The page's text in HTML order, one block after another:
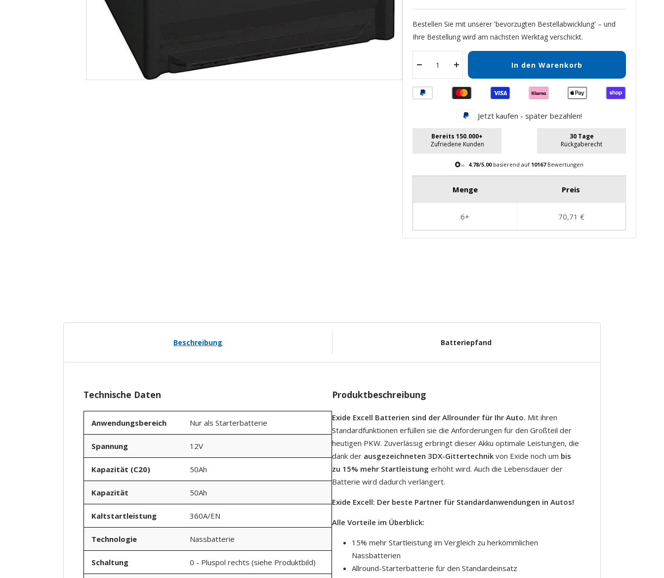
Bestellen Sie mit unserer 'bevorzugten Bestellabwicklung' – und
Ihre Bestellung wird am nächsten Werktag verschickt.
Menge
Menge
In den Warenkorb
Jetzt kaufen - später bezahlen!
Bereits 150.000+
Zufriedene Kunden
30 Tage
Rückgaberecht
4.78/5.00basierend auf 10167Bewertungen
Beschreibung Batteriepfand
Technische Daten
Anwendungsbereich Nur als Starterbatterie
Spannung 12V
Kapazität (C20) 50Ah
Kapazität 50Ah
Kaltstartleistung 360A/EN
Technologie Nassbatterie
Schaltung 0 - Pluspol rechts (siehe Produktbild)
Produktbeschreibung
Exide Excell Batterien sind der Allrounder für Ihr Auto. Mit ihren
Standardfunktionen erfüllen sie die Anforderungen für den Großteil der
heutigen PKW. Zuverlässig erbringt dieser Akku optimale Leistungen, die
dank der ausgezeichneten 3DX-Gittertechnik von Exide noch um bis
zu 15% mehr Startleistung erhöht wird. Auch die Lebensdauer der
Batterie wird dadurch verlängert.
Exide Excell: Der beste Partner für Standardanwendungen in Autos!
Alle Vorteile im Überblick:
15% mehr Startleistung im Vergleich zu herkömmlichen
Nassbatterien
Allround-Starterbatterie für den Standardeinsatz